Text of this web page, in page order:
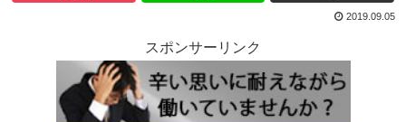
2019.09.05
スポンサーリンク